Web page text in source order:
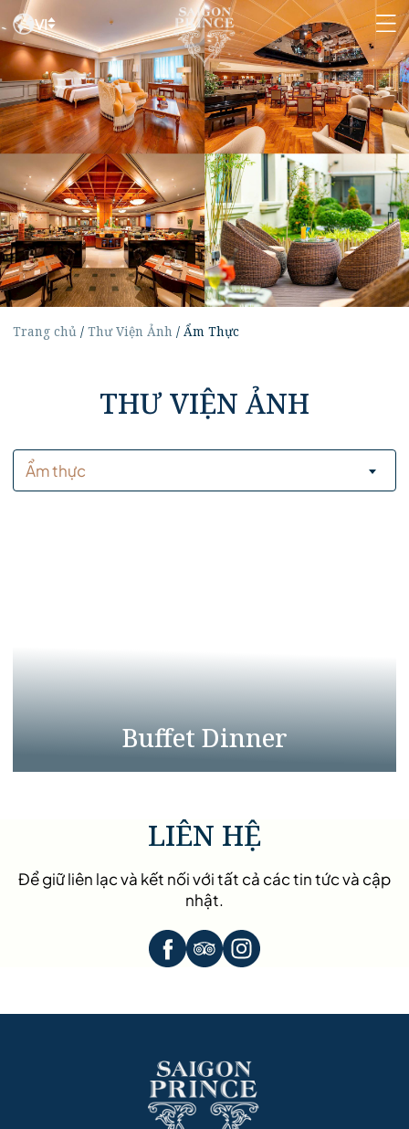
VI
Trang chủ/ Thư Viện Ảnh / Ẩm Thực
THƯ VIỆN ẢNH
Ẩm thực
Buffet Dinner
LIÊN HỆ
Để giữ liên lạc và kết nối với tất cả các tin tức và cập
nhật.